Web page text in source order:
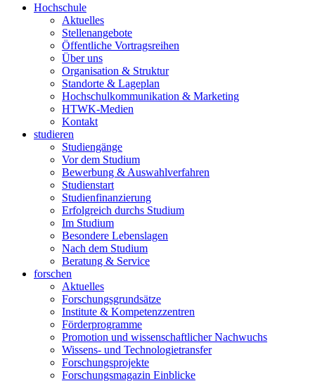
Hochschule
Aktuelles
Stellenangebote
Öffentliche Vortragsreihen
Über uns
Organisation & Struktur
Standorte & Lageplan
Hochschulkommunikation & Marketing
HTWK-Medien
Kontakt
studieren
Studiengänge
Vor dem Studium
Bewerbung & Auswahlverfahren
Studienstart
Studienfinanzierung
Erfolgreich durchs Studium
Im Studium
Besondere Lebenslagen
Nach dem Studium
Beratung & Service
forschen
Aktuelles
Forschungsgrundsätze
Institute & Kompetenzzentren
Förderprogramme
Promotion und wissenschaftlicher Nachwuchs
Wissens- und Technologietransfer
Forschungsprojekte
Forschungsmagazin Einblicke